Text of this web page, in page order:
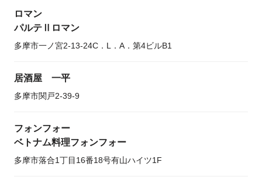
ロマン
パルテⅡロマン
多摩市一ノ宮2-13-24C．L．A．第4ビルB1
居酒屋 一平
多摩市関戸2-39-9
フォンフォー
ベトナム料理フォンフォー
多摩市落合1丁目16番18号有山ハイツ1F